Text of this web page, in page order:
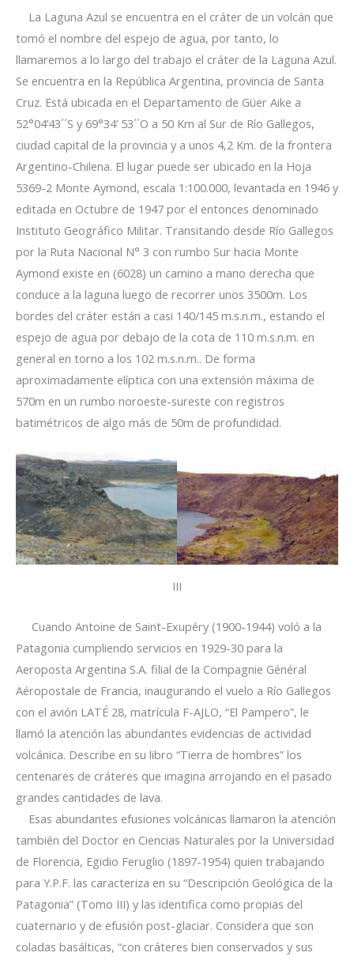
La Laguna Azul se encuentra en el cráter de un volcán que
tomó el nombre del espejo de agua, por tanto, lo
llamaremos a lo largo del trabajo el cráter de la Laguna Azul.
Se encuentra en la República Argentina, provincia de Santa
Cruz. Está ubicada en el Departamento de Güer Aike a
52°04’43´´S y 69°34’ 53´´O a 50 Km al Sur de Río Gallegos,
ciudad capital de la provincia y a unos 4,2 Km. de la frontera
Argentino-Chilena. El lugar puede ser ubicado en la Hoja
5369-2 Monte Aymond, escala 1:100.000, levantada en 1946 y
editada en Octubre de 1947 por el entonces denominado
Instituto Geográfico Militar. Transitando desde Río Gallegos
por la Ruta Nacional N° 3 con rumbo Sur hacia Monte
Aymond existe en (6028) un camino a mano derecha que
conduce a la laguna luego de recorrer unos 3500m. Los
bordes del cráter están a casi 140/145 m.s.n.m., estando el
espejo de agua por debajo de la cota de 110 m.s.n.m. en
general en torno a los 102 m.s.n.m.. De forma
aproximadamente elíptica con una extensión máxima de
570m en un rumbo noroeste-sureste con registros
batimétricos de algo más de 50m de profundidad.
III
Cuando Antoine de Saint-Exupéry (1900-1944) voló a la
Patagonia cumpliendo servicios en 1929-30 para la
Aeroposta Argentina S.A. filial de la Compagnie Général
Aéropostale de Francia, inaugurando el vuelo a Río Gallegos
con el avión LATÉ 28, matrícula F-AJLO, “El Pampero”, le
llamó la atención las abundantes evidencias de actividad
volcánica. Describe en su libro “Tierra de hombres” los
centenares de cráteres que imagina arrojando en el pasado
grandes cantidades de lava.
Esas abundantes efusiones volcánicas llamaron la atención
también del Doctor en Ciencias Naturales por la Universidad
de Florencia, Egidio Feruglio (1897-1954) quien trabajando
para Y.P.F. las caracteriza en su “Descripción Geológica de la
Patagonia” (Tomo III) y las identifica como propias del
cuaternario y de efusión post-glaciar. Considera que son
coladas basálticas, “con cráteres bien conservados y sus